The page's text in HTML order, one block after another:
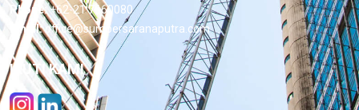
Phone: +62-21 7660080
Email:office@sumbersaranaputra.com
IKUTI KAMI